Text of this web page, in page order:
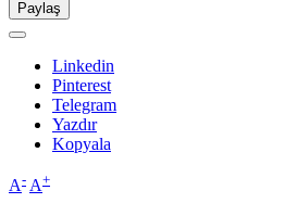
Paylaş
Linkedin
Pinterest
Telegram
Yazdır
Kopyala
A- A+